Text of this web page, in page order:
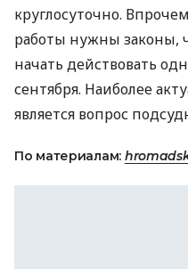
круглосуточно.
работы нужны законы,
начать действовать
сентября. Наиболее
является вопрос
По материалам: